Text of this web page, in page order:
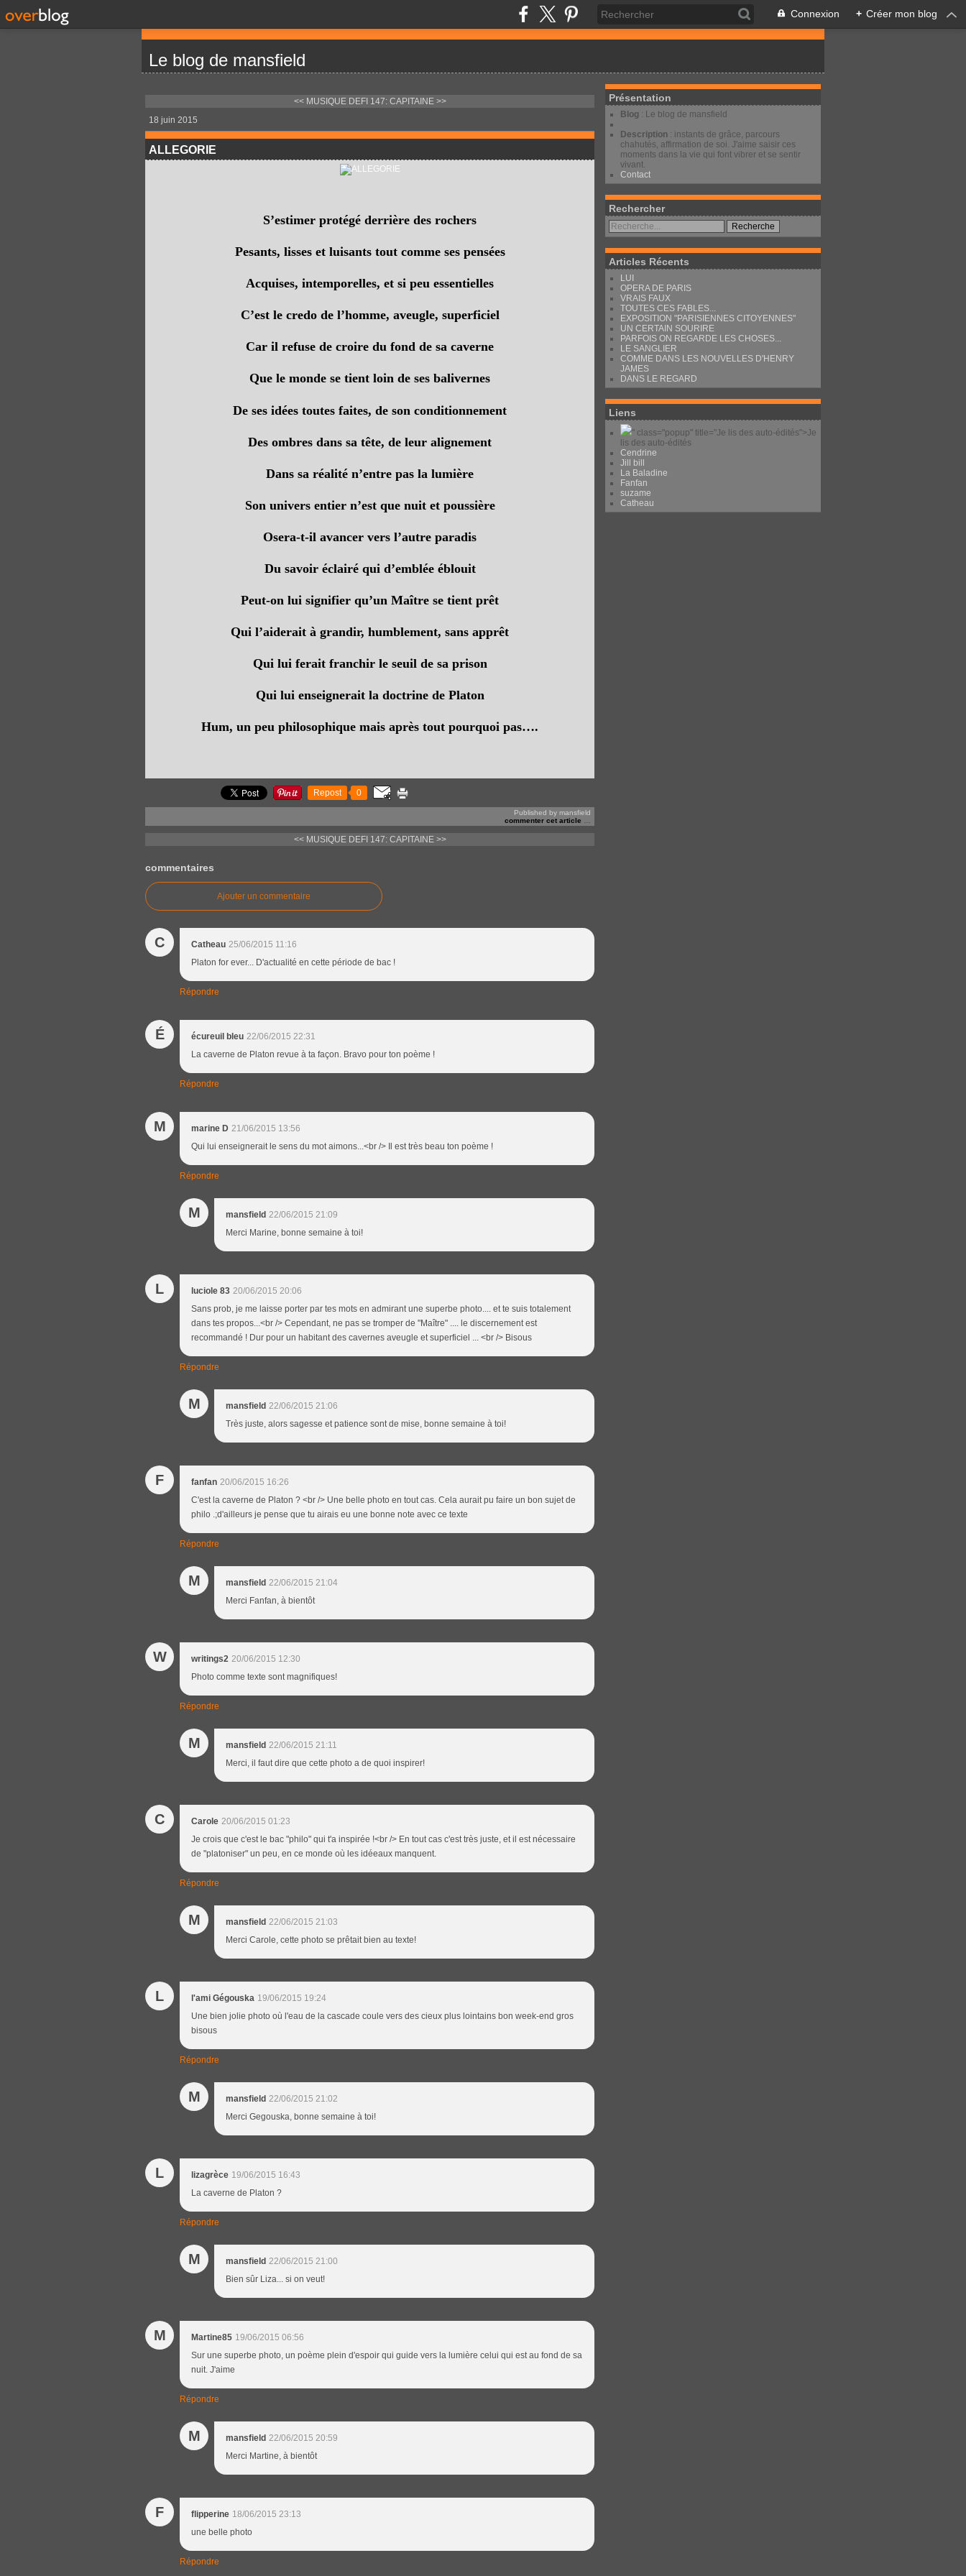
Connexion + Créer mon blog
Le blog de mansfield
<< MUSIQUE DEFI 147: CAPITAINE >>
18 juin 2015
ALLEGORIE
S’estimer protégé derrière des rochers
Pesants, lisses et luisants tout comme ses pensées
Acquises, intemporelles, et si peu essentielles
C’est le credo de l’homme, aveugle, superficiel
Car il refuse de croire du fond de sa caverne
Que le monde se tient loin de ses balivernes
De ses idées toutes faites, de son conditionnement
Des ombres dans sa tête, de leur alignement
Dans sa réalité n’entre pas la lumière
Son univers entier n’est que nuit et poussière
Osera-t-il avancer vers l’autre paradis
Du savoir éclairé qui d’emblée éblouit
Peut-on lui signifier qu’un Maître se tient prêt
Qui l’aiderait à grandir, humblement, sans apprêt
Qui lui ferait franchir le seuil de sa prison
Qui lui enseignerait la doctrine de Platon
Hum, un peu philosophique mais après tout pourquoi pas….
Repost 0
Published by mansfield
commenter cet article …
<< MUSIQUE DEFI 147: CAPITAINE >>
commentaires
Ajouter un commentaire
C Catheau 25/06/2015 11:16
Platon for ever... D'actualité en cette période de bac !
Répondre
É écureuil bleu 22/06/2015 22:31
La caverne de Platon revue à ta façon. Bravo pour ton poème !
Répondre
M marine D 21/06/2015 13:56
Qui lui enseignerait le sens du mot aimons...<br /> Il est très beau ton poème !
Répondre
M mansfield 22/06/2015 21:09
Merci Marine, bonne semaine à toi!
L luciole 83 20/06/2015 20:06
Sans prob, je me laisse porter par tes mots en admirant une superbe photo.... et te suis totalement
dans tes propos...<br /> Cependant, ne pas se tromper de "Maître" .... le discernement est
recommandé ! Dur pour un habitant des cavernes aveugle et superficiel ... <br /> Bisous
Répondre
M mansfield 22/06/2015 21:06
Très juste, alors sagesse et patience sont de mise, bonne semaine à toi!
F fanfan 20/06/2015 16:26
C'est la caverne de Platon ? <br /> Une belle photo en tout cas. Cela aurait pu faire un bon sujet de
philo .;d'ailleurs je pense que tu airais eu une bonne note avec ce texte
Répondre
M mansfield 22/06/2015 21:04
Merci Fanfan, à bientôt
W writings2 20/06/2015 12:30
Photo comme texte sont magnifiques!
Répondre
M mansfield 22/06/2015 21:11
Merci, il faut dire que cette photo a de quoi inspirer!
C Carole 20/06/2015 01:23
Je crois que c'est le bac "philo" qui t'a inspirée !<br /> En tout cas c'est très juste, et il est nécessaire
de "platoniser" un peu, en ce monde où les idéeaux manquent.
Répondre
M mansfield 22/06/2015 21:03
Merci Carole, cette photo se prêtait bien au texte!
L l'ami Gégouska 19/06/2015 19:24
Une bien jolie photo où l'eau de la cascade coule vers des cieux plus lointains bon week-end gros
bisous
Répondre
M mansfield 22/06/2015 21:02
Merci Gegouska, bonne semaine à toi!
L lizagrèce 19/06/2015 16:43
La caverne de Platon ?
Répondre
M mansfield 22/06/2015 21:00
Bien sûr Liza... si on veut!
M Martine85 19/06/2015 06:56
Sur une superbe photo, un poème plein d'espoir qui guide vers la lumière celui qui est au fond de sa
nuit. J'aime
Répondre
M mansfield 22/06/2015 20:59
Merci Martine, à bientôt
F flipperine 18/06/2015 23:13
une belle photo
Répondre
Présentation
Blog : Le blog de mansfield
Description : instants de grâce, parcours
chahutés, affirmation de soi. J'aime saisir ces
moments dans la vie qui font vibrer et se sentir
vivant.
Contact
Rechercher
Articles Récents
LUI
OPERA DE PARIS
VRAIS FAUX
TOUTES CES FABLES...
EXPOSITION "PARISIENNES CITOYENNES"
UN CERTAIN SOURIRE
PARFOIS ON REGARDE LES CHOSES...
LE SANGLIER
COMME DANS LES NOUVELLES D'HENRY
JAMES
DANS LE REGARD
Liens
" class="popup" title="Je lis des auto-édités">Je
lis des auto-édités
Cendrine
Jill bill
La Baladine
Fanfan
suzame
Catheau